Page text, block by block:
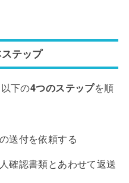
テップ
下の4つのステップを順
送付を依頼する
確認書類とあわせて返送